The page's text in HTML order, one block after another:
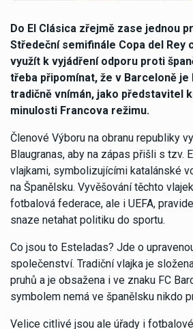
Do El Clásica zřejmě zase jednou
Středeční semifinále Copa del Rey
využít k vyjádření odporu proti
třeba připomínat, že v Barceloně je
tradičně vnímán, jako představitel
minulosti Francova režimu.
Členové Výboru na obranu republiky
Blaugranas, aby na zápas přišli s tzv.
vlajkami, symbolizujícími katalánské
na Španělsku. Vyvěšování těchto
fotbalová federace, ale i UEFA,
snaze netahat politiku do sportu.
Co jsou to Esteladas? Jde o
společenství. Tradiční vlajka je
pruhů a je obsažena i ve znaku FC
symbolem nemá ve španělsku nikdo
Velice citlivé jsou ale úřady i